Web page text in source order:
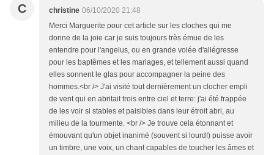
C christine 06/10/2020 21:48
Merci Marguerite pour cet article sur les cloches qui me
donne de la joie car je suis toujours très émue de les
entendre pour l'angelus, ou en grande volée d'allégresse
pour les baptêmes et les mariages, et tellement aussi quand
elles sonnent le glas pour accompagner la peine des
hommes.<br /> J'ai visité tout dernièrement un clocher empli
de vent qui en abritait trois entre ciel et terre: j'ai été frappée
de les voir si stables et paisibles dans leur étroit abri, au
milieu de la tourmente. <br /> Je trouve cela étonnant et
émouvant qu'un objet inanimé (souvent si lourd!) puisse avoir
un timbre, une voix, un chant capables de toucher les âmes et